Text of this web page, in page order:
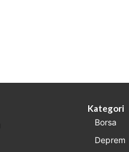
Kategori
Borsa
Deprem